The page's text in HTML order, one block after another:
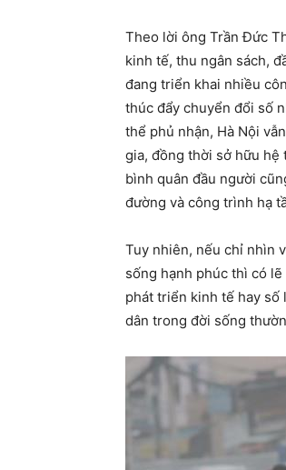
Theo lời ông Trần Đức
kinh tế, thu ngân sách,
đang triển khai nhiều
thúc đẩy chuyển đổi số
thể phủ nhận, Hà Nội
gia, đồng thời sở hữu hệ
bình quân đầu người
đường và công trình hạ
Tuy nhiên, nếu chỉ nhìn
sống hạnh phúc thì có
phát triển kinh tế hay số
dân trong đời sống